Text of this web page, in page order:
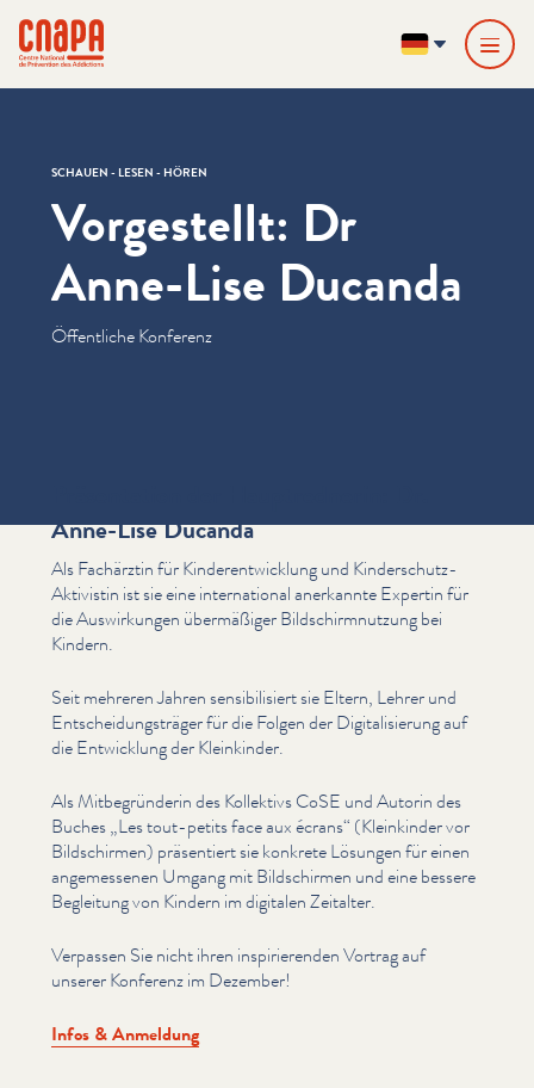
cnapa
DE
SCHAUEN - LESEN - HÖREN
Vorgestellt: Dr
Anne-Lise Ducanda
Öffentliche Konferenz
Anne-Lise Ducanda
Als Fachärztin für Kinder­en­twick­lung und Kinder­schutz-
Aktivistin ist sie eine inter­na­tion­al anerkannte Expertin für
die Auswirkun­gen übermäßiger Bild­schirm­nutzung bei
Kindern.
Seit mehreren Jahren sen­si­bil­isiert sie Eltern, Lehrer und
Entschei­dungsträger für die Folgen der Dig­i­tal­isierung auf
die Entwicklung der Kleinkinder.
Als Mit­be­grün­derin des Kollektivs CoSE und Autorin des
Buches„Les tout-petits face aux écrans“ (Kleinkinder vor
Bild­schir­men) präsentiert sie konkrete Lösungen für einen
angemesse­nen Umgang mit Bild­schir­men und eine bessere
Begleitung von Kindern im digitalen Zeitalter.
Verpassen Sie nicht ihren inspiri­eren­den Vortrag auf
unserer Konferenz im Dezember!
Infos & Anmeldung